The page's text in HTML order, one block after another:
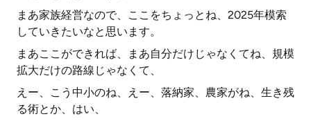
まあ家族経営なので、ここをちょっとね、2025年模索
していきたいなと思います。
まあここができれば、まあ自分だけじゃなくてね、規模
拡大だけの路線じゃなくて、
えー、こう中小のね、えー、落納家、農家がね、生き残
る術とか、はい、